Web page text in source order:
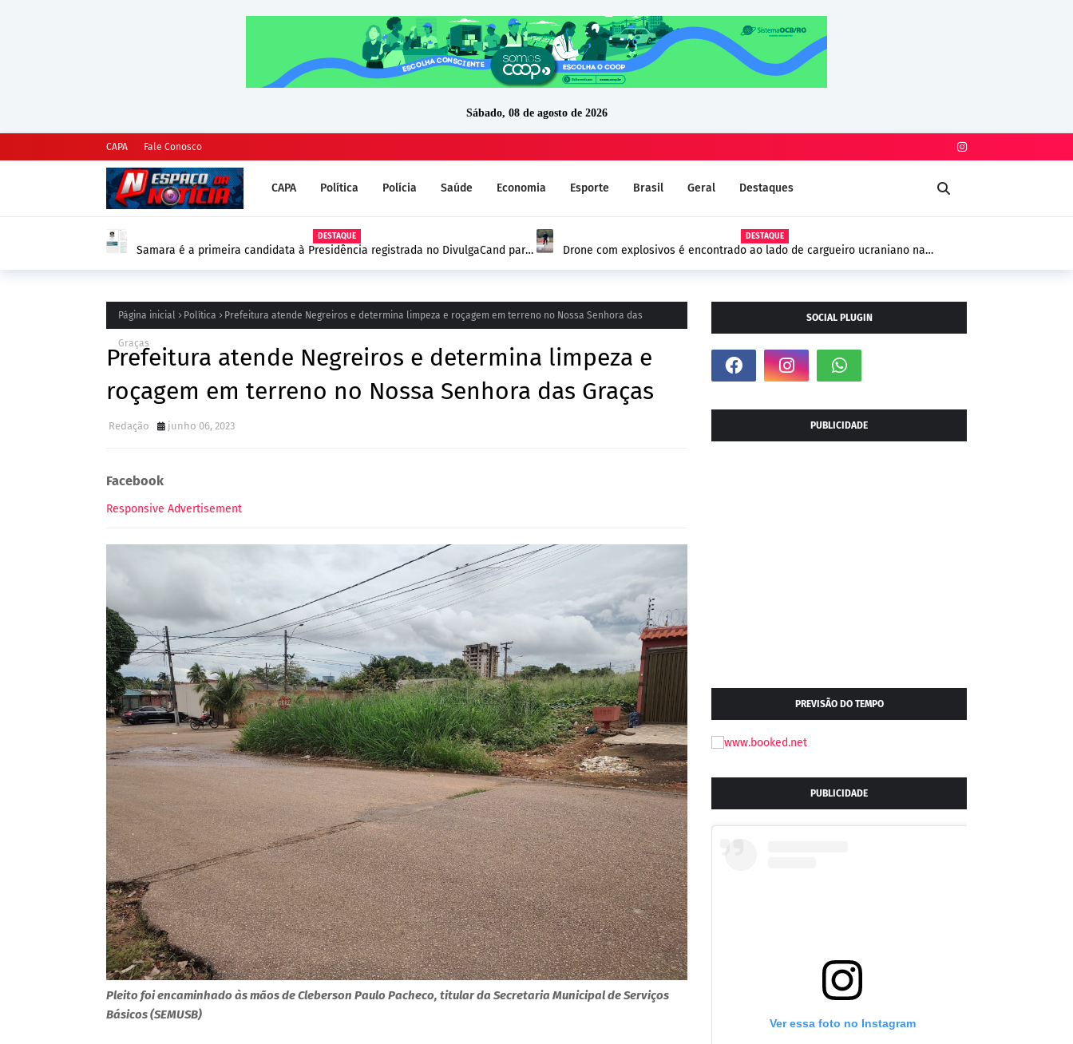
Sábado, 08 de agosto de 2026
CAPA Fale Conosco
CAPA Política Polícia Saúde Economia Esporte Brasil Geral Destaques
DESTAQUE
Samara é a primeira candidata à Presidência registrada no DivulgaCand para
DESTAQUE
Drone com explosivos é encontrado ao lado de cargueiro ucraniano na
Página inicial Política Prefeitura atende Negreiros e determina limpeza e roçagem em terreno no Nossa Senhora das
Graças
Prefeitura atende Negreiros e determina limpeza e
roçagem em terreno no Nossa Senhora das Graças
Redação junho 06, 2023
Facebook
Responsive Advertisement
​​​​​​​Pleito foi encaminhado às mãos de Cleberson Paulo Pacheco, titular da Secretaria Municipal de Serviços
Básicos (SEMUSB)
SOCIAL PLUGIN
PUBLICIDADE
PREVISÃO DO TEMPO
PUBLICIDADE
Ver essa foto no Instagram